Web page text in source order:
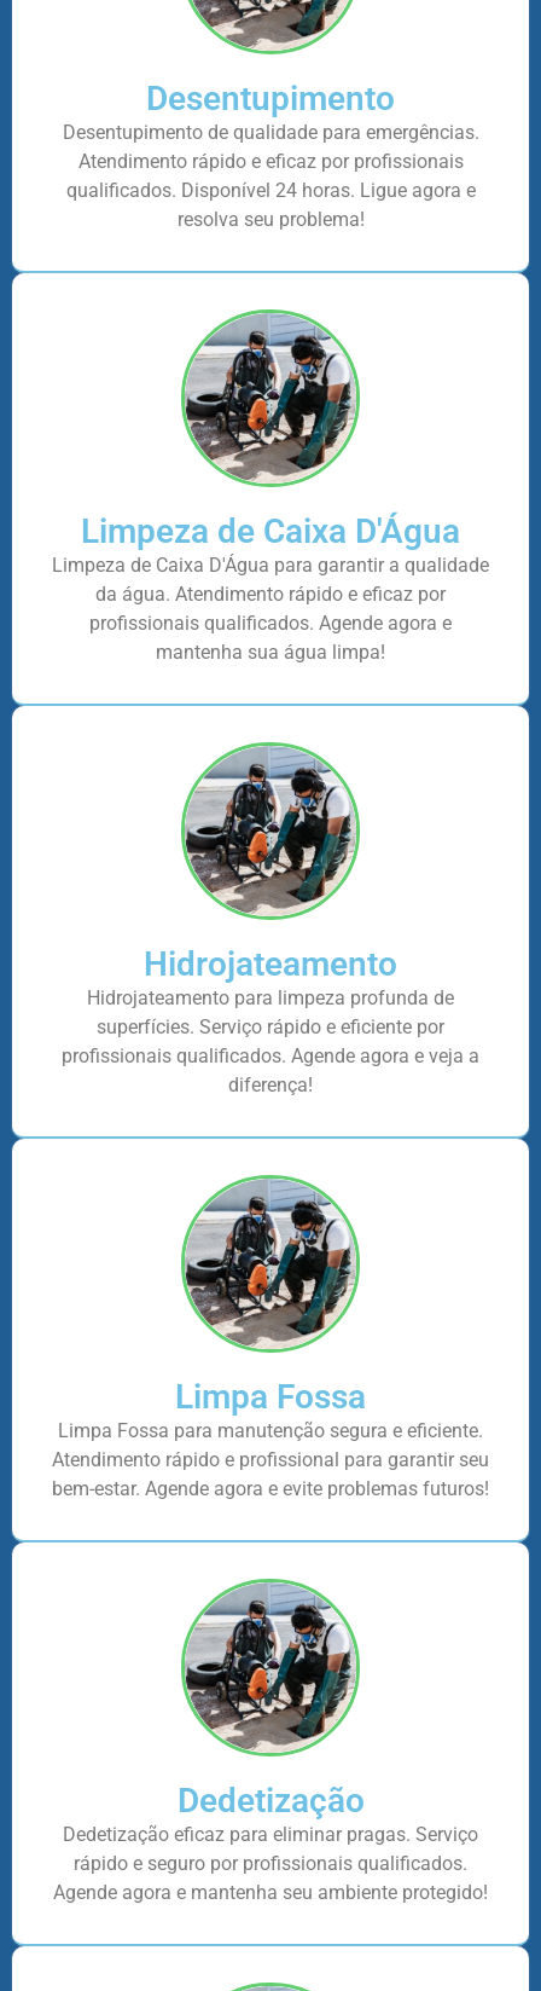
Desentupimento
Desentupimento de qualidade para emergências.
Atendimento rápido e eficaz por profissionais
qualificados. Disponível 24 horas. Ligue agora e
resolva seu problema!
Limpeza de Caixa D'Água
Limpeza de Caixa D'Água para garantir a qualidade
da água. Atendimento rápido e eficaz por
profissionais qualificados. Agende agora e
mantenha sua água limpa!
Hidrojateamento
Hidrojateamento para limpeza profunda de
superfícies. Serviço rápido e eficiente por
profissionais qualificados. Agende agora e veja a
diferença!
Limpa Fossa
Limpa Fossa para manutenção segura e eficiente.
Atendimento rápido e profissional para garantir seu
bem-estar. Agende agora e evite problemas futuros!
Dedetização
Dedetização eficaz para eliminar pragas. Serviço
rápido e seguro por profissionais qualificados.
Agende agora e mantenha seu ambiente protegido!